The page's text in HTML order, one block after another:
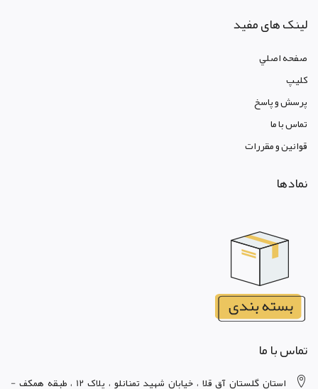
لینک های مفید
صفحه اصلي
کليپ
پرسش و پاسخ
تماس با ما
قوانين و مقررات
نمادها
تماس با ما
استان گلستان آق قلا ، خيابان شهيد تمنانلو ، پلاک 12 ، طبقه همکف -